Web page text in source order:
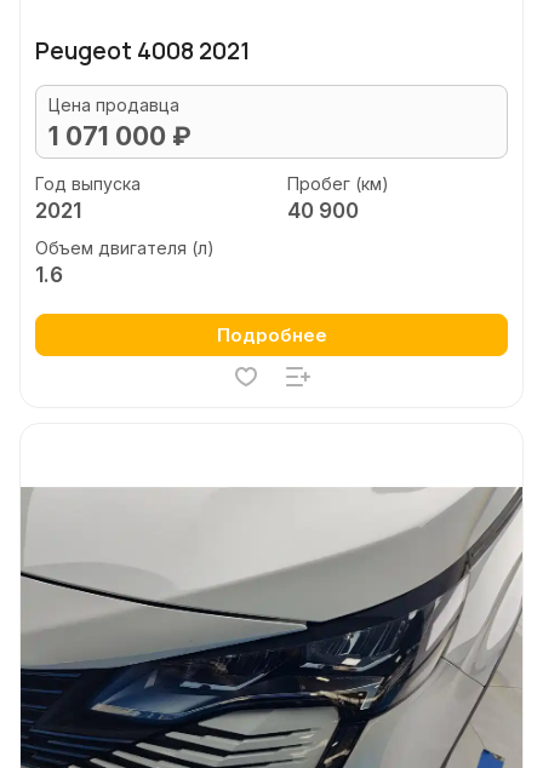
Peugeot 4008 2021
Цена продавца
1 071 000 ₽
Год выпуска
2021
Пробег (км)
40 900
Объем двигателя (л)
1.6
Подробнее